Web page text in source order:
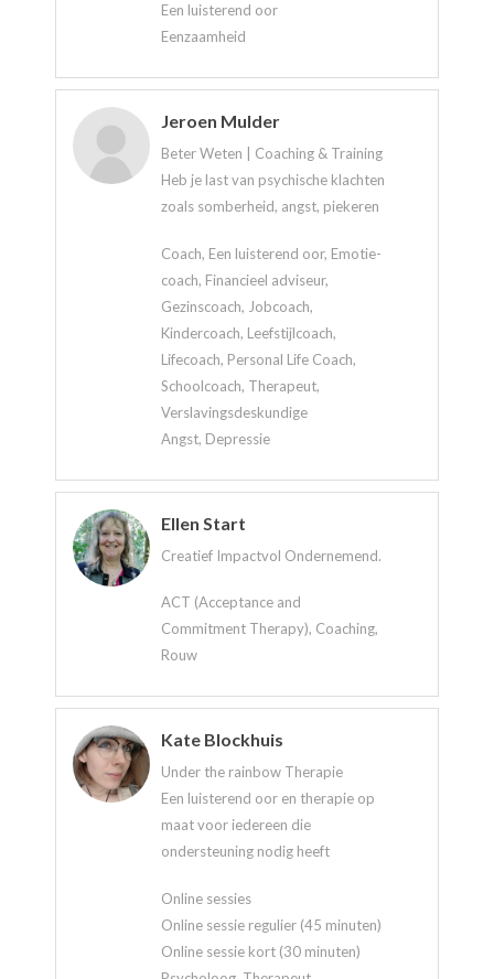
Een luisterend oor
Eenzaamheid
Jeroen Mulder
Beter Weten | Coaching & Training
Heb je last van psychische klachten
zoals somberheid, angst, piekeren
Coach, Een luisterend oor, Emotie-
coach, Financieel adviseur,
Gezinscoach, Jobcoach,
Kindercoach, Leefstijlcoach,
Lifecoach, Personal Life Coach,
Schoolcoach, Therapeut,
Verslavingsdeskundige
Angst, Depressie
Ellen Start
Creatief Impactvol Ondernemend.
ACT (Acceptance and
Commitment Therapy), Coaching,
Rouw
Kate Blockhuis
Under the rainbow Therapie
Een luisterend oor en therapie op
maat voor iedereen die
ondersteuning nodig heeft
Online sessies
Online sessie regulier (45 minuten)
Online sessie kort (30 minuten)